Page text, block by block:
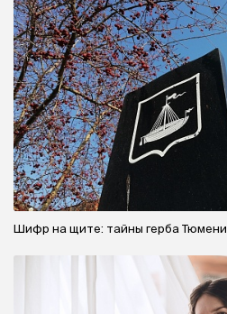
Шифр на щите: тайны герба Тюмени